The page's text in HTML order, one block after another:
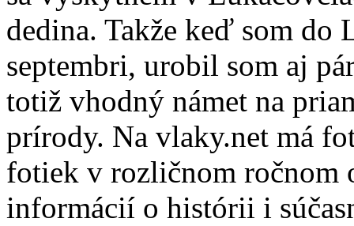
dedina. Takže keď som do
septembri, urobil som aj
totiž vhodný námet na
prírody. Na vlaky.net má
fotiek v rozličnom ročnom
informácií o histórii i